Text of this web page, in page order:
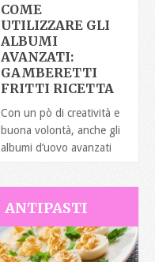
COME
UTILIZZARE GLI
ALBUMI
AVANZATI:
GAMBERETTI
FRITTI RICETTA
Con un pò di creatività e
buona volontà, anche gli
albumi d’uovo avanzati
ANTIPASTI